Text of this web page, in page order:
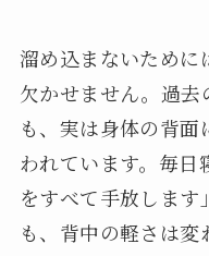
溜め込まないために
欠かせません。過
も、実は身体の背
われています。毎日
をすべて手放しま
も、背中の軽さは変